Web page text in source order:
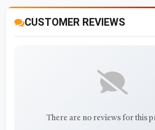
CUSTOMER REVIEWS
There are no reviews for this